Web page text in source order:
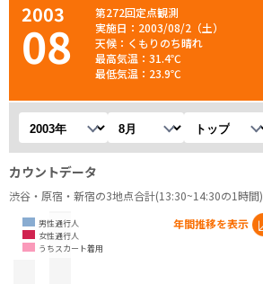
2003
08
第272回定点観測
実施日：2003/08/2（土）
天候：くもりのち晴れ
最高気温：31.4℃
最低気温：23.9℃
年を選択 月を選択 観測地を選択
カウントデータ
渋谷・原宿・新宿の3地点合計(13:30~14:30の1時間)
男性通行人
女性通行人
うちスカート着用
年間推移を表示